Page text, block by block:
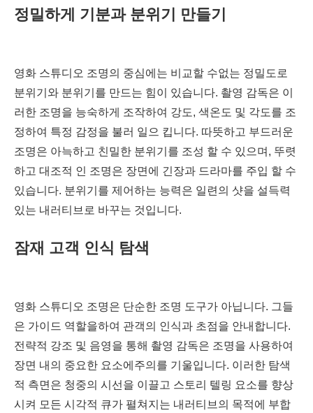
정밀하게 기분과 분위기 만들기
영화 스튜디오 조명의 중심에는 비교할 수없는 정밀도로
분위기와 분위기를 만드는 힘이 있습니다. 촬영 감독은 이
러한 조명을 능숙하게 조작하여 강도, 색온도 및 각도를 조
정하여 특정 감정을 불러 일으 킵니다. 따뜻하고 부드러운
조명은 아늑하고 친밀한 분위기를 조성 할 수 있으며, 뚜렷
하고 대조적 인 조명은 장면에 긴장과 드라마를 주입 할 수
있습니다. 분위기를 제어하는 능력은 일련의 샷을 설득력
있는 내러티브로 바꾸는 것입니다.
잠재 고객 인식 탐색
영화 스튜디오 조명은 단순한 조명 도구가 아닙니다. 그들
은 가이드 역할을하여 관객의 인식과 초점을 안내합니다.
전략적 강조 및 음영을 통해 촬영 감독은 조명을 사용하여
장면 내의 중요한 요소에주의를 기울입니다. 이러한 탐색
적 측면은 청중의 시선을 이끌고 스토리 텔링 요소를 향상
시켜 모든 시각적 큐가 펼쳐지는 내러티브의 목적에 부합